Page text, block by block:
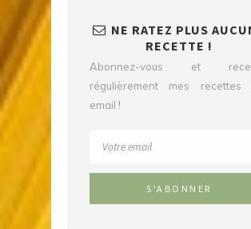
NE RATEZ PLUS
RECETTE !
Abonnez-vous et
régulièrement mes recettes
email !